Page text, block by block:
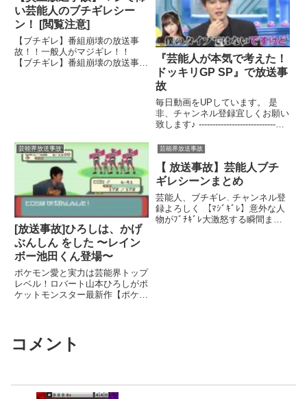
い芸能人のブチギレシー
ン！ [閲覧注意]
【ブチギレ】番組崩壊の放送事
故！！一般人がマジギレ！！
【ブチギレ】番組崩壊の放送事
『芸能人が本気で考えた！
ドッキリGP SP』で放送事
故
毎日動画をUPしています。 是
非、チャンネル登録宜しくお願い
致します♪ ----------------------------最
芸能界放送事故
[放送事故]ひろしは、かげ
ぶんしん をした 〜レイン
ボー池田くん登場〜
ポケモン愛と実力は芸能界トップ
レベル！ロバート山本ひろしがポ
ケットモンスター最新作【ポケモ
芸能界放送事故
【 放送事故】芸能人ブチ
ギレシーンまとめ
芸能人、ブチギレ. チャンネル登
録よろしく 【ﾏｼﾞｷﾞﾚ】意外な人
物がﾌﾞﾁｷﾞﾚ大激怒する瞬間まと
コメント